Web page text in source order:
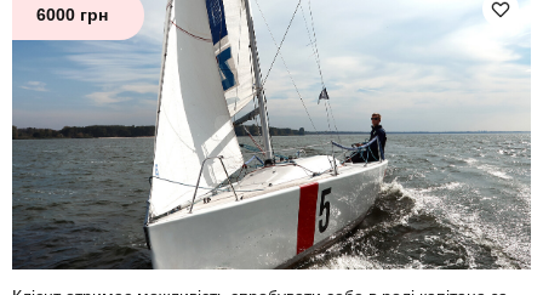
6000 грн